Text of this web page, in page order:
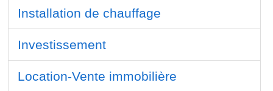
Installation de chauffage
Investissement
Location-Vente immobilière